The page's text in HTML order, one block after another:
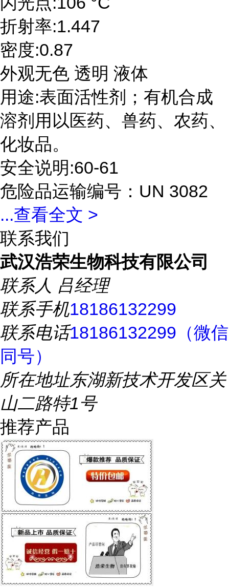
折射率:1.447
密度:0.87
外观无色 透明 液体
用途:表面活性剂；有机合成
溶剂用以医药、兽药、农药、
化妆品。
安全说明:60-61
危险品运输编号：UN 3082
...查看全文 >
联系我们
武汉浩荣生物科技有限公司
联系人 吕经理
联系手机18186132299
联系电话18186132299（微信
同号）
所在地址东湖新技术开发区关
山二路特1号
推荐产品